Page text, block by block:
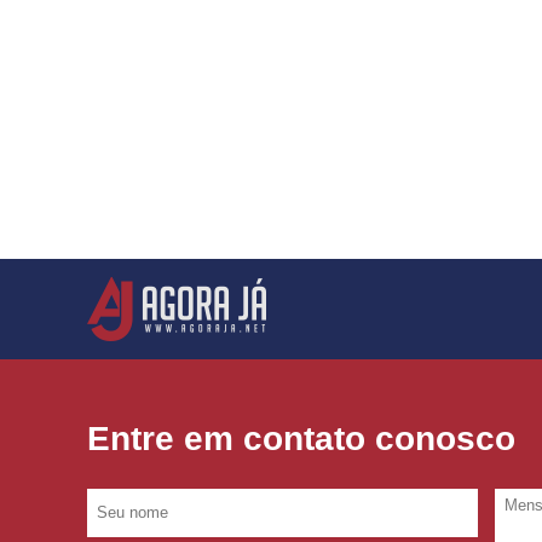
Entre em contato conosco